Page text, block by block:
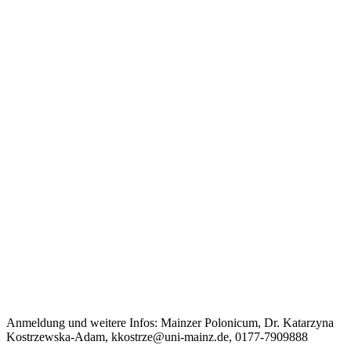
Anmeldung und weitere Infos: Mainzer Polonicum, Dr. Katarzyna
Kostrzewska-Adam, kkostrze@uni-mainz.de, 0177-7909888